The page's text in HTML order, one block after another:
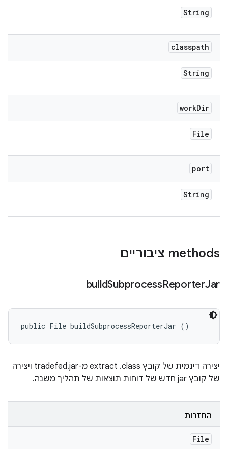
String
classpath
String
workDir
File
port
String
‫methods ציבוריים
buildSubprocessReporterJar
public File buildSubprocessReporterJar ()
יצירה דינמית של קובץ extract .class מ-tradefed.jar ויצירה
של קובץ jar חדש של דוחות תוצאות של תהליך משנה.
החזרות
File